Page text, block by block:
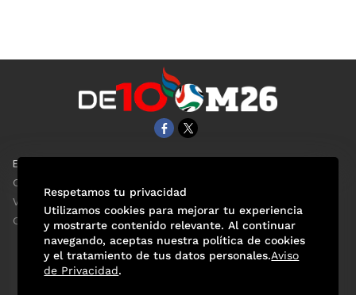
EL UNIVERSAL
Clase
ViveUSA
Confabulario
Respetamos tu privacidad
Utilizamos cookies para mejorar tu experiencia
y mostrarte contenido relevante. Al continuar
navegando, aceptas nuestra política de cookies
y el tratamiento de tus datos personales.Aviso
de Privacidad.